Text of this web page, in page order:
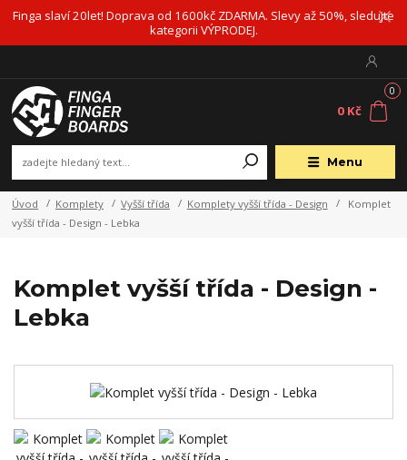
Finga slaví 20let! Doprava od 1600kč ZDARMA. Slevy až 50%, sledujte
kategorii VÝPRODEJ.
Menu
0
0 Kč
Úvod Komplety Vyšší třída Komplety vyšší třída - Design
Komplet
vyšší třída - Design - Lebka
Komplet vyšší třída - Design -
Lebka